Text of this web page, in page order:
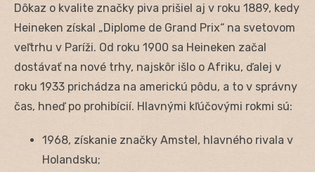
Dôkaz o kvalite značky piva prišiel aj v roku 1889, kedy
Heineken získal „Diplome de Grand Prix“ na svetovom
veľtrhu v Paríži. Od roku 1900 sa Heineken začal
dostávať na nové trhy, najskôr išlo o Afriku, ďalej v
roku 1933 prichádza na americkú pôdu, a to v správny
čas, hneď po prohibícií. Hlavnými kľúčovými rokmi sú:
1968, získanie značky Amstel, hlavného rivala v
Holandsku;